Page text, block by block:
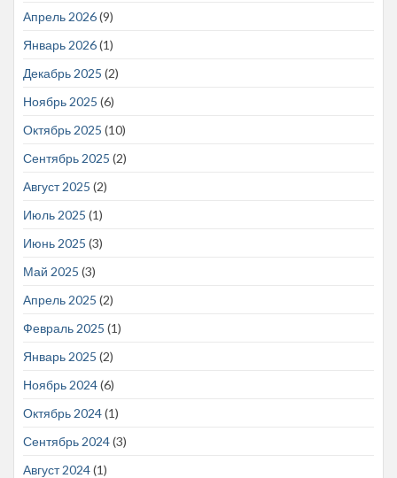
Апрель 2026(9)
Январь 2026(1)
Декабрь 2025 (2)
Ноябрь 2025 (6)
Октябрь 2025 (10)
Сентябрь 2025 (2)
Август 2025 (2)
Июль 2025 (1)
Июнь 2025 (3)
Май 2025 (3)
Апрель 2025 (2)
Февраль 2025 (1)
Январь 2025 (2)
Ноябрь 2024(6)
Октябрь 2024(1)
Сентябрь 2024(3)
Август 2024(1)